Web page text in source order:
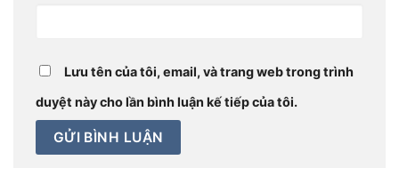
Lưu tên của tôi, email, và trang web trong trình
duyệt này cho lần bình luận kế tiếp của tôi.